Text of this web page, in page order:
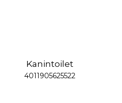
Kanintoilet
4011905625522